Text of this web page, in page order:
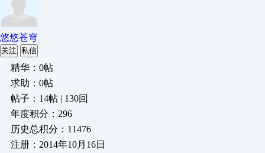
悠悠苍穹
关注 私信
精华：0帖
求助：0帖
帖子：14帖 | 130回
年度积分：296
历史总积分：11476
注册：2014年10月16日